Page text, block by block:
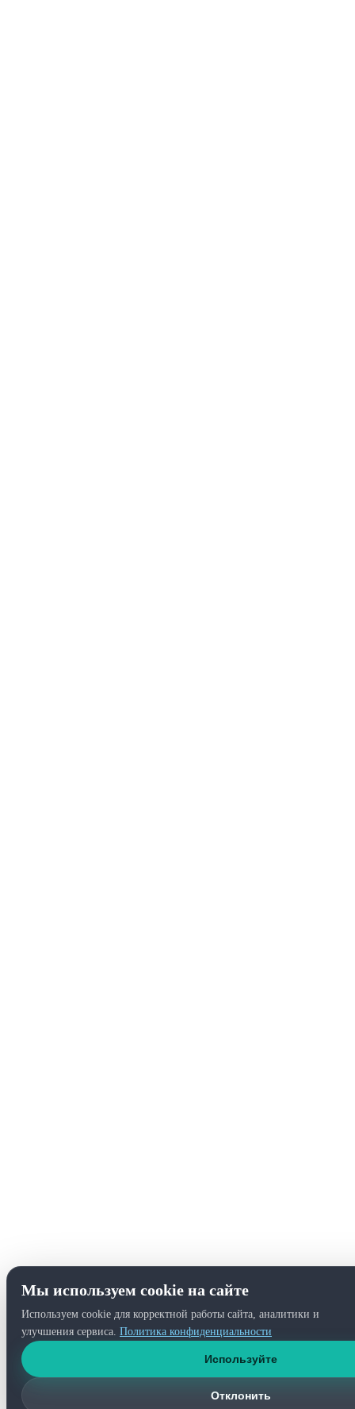
Мы используем cookie на сайте
Используем cookie для корректной работы сайта, аналитики и
улучшения сервиса. Политика конфиденциальности
Отклонить
Используйте